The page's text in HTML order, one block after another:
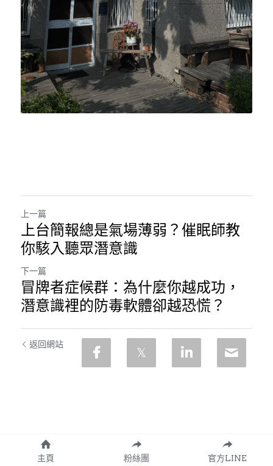
上一篇
上台簡報總是氣場薄弱？催眠師教
你駭入聽眾潛意識
下一篇
冒牌者症候群：為什麼你越成功，
潛意識裡的防毒軟體卻越恐慌？
返回網站
主頁 粉絲團 官方LINE